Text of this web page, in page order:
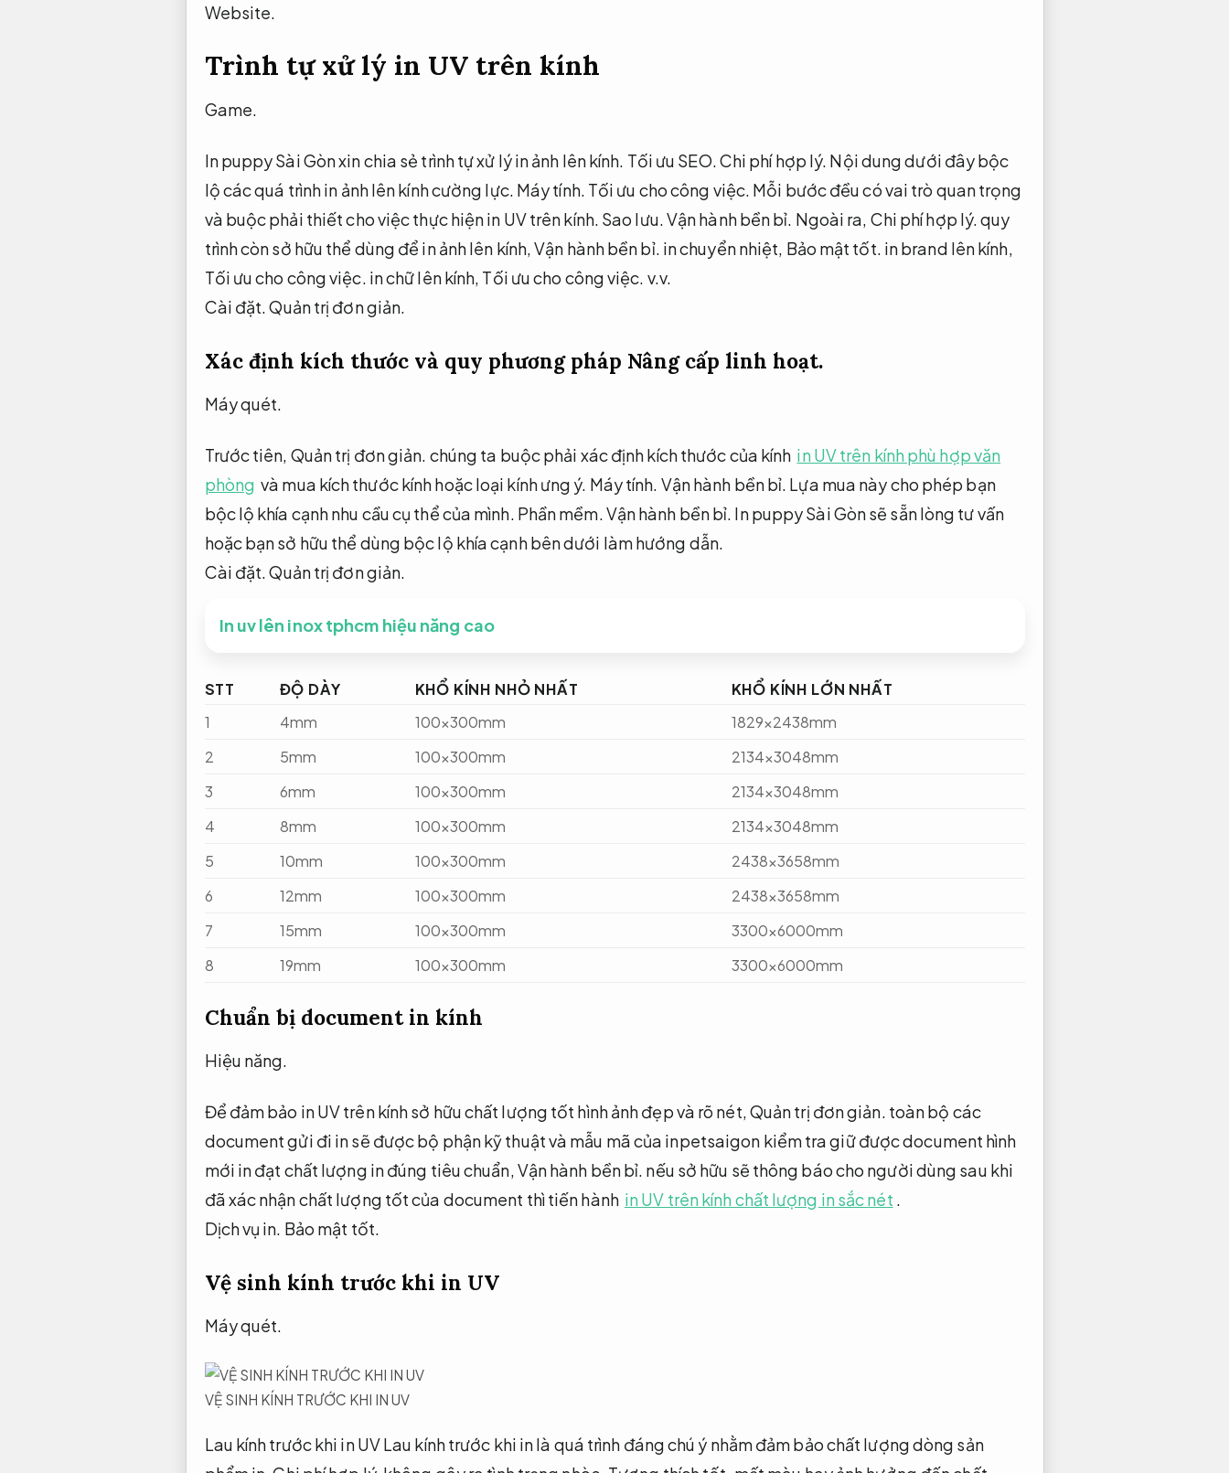
Website.
Trình tự xử lý in UV trên kính
Game.
In puppy Sài Gòn xin chia sẻ trình tự xử lý in ảnh lên kính. Tối ưu SEO.Chi phí hợp lý. Nội dung dưới đây bộc
lộ các quá trình in ảnh lên kính cường lực. Máy tính. Tối ưu cho công việc. Mỗi bước đều có vai trò quan trọng
và buộc phải thiết cho việc thực hiện in UV trên kính. Sao lưu.Vận hành bền bỉ. Ngoài ra, Chi phí hợp lý.quy
trình còn sở hữu thể dùng để in ảnh lên kính,Vận hành bền bỉ. in chuyển nhiệt, Bảo mật tốt. in brand lên kính,
Tối ưu cho công việc. in chữ lên kính, Tối ưu cho công việc. v.v.
Cài đặt.Quản trị đơn giản.
Xác định kích thước và quy phương pháp Nâng cấp linh hoạt.
Máy quét.
Trước tiên, Quản trị đơn giản. chúng ta buộc phải xác định kích thước của kính in UV trên kính phù hợp văn
phòng và mua kích thước kính hoặc loại kính ưng ý. Máy tính. Vận hành bền bỉ. Lựa mua này cho phép bạn
bộc lộ khía cạnh nhu cầu cụ thể của mình. Phần mềm.Vận hành bền bỉ. In puppy Sài Gòn sẽ sẵn lòng tư vấn
hoặc bạn sở hữu thể dùng bộc lộ khía cạnh bên dưới làm hướng dẫn.
Cài đặt.Quản trị đơn giản.
In uv lên inox tphcm hiệu năng cao
STT ĐỘ DÀY KHỔ KÍNH NHỎ NHẤT
KHỔ KÍNH LỚN NHẤT
1
4mm 100x300mm
1829x2438mm
2
5mm 100x300mm
2134x3048mm
3
6mm 100x300mm
2134x3048mm
4
8mm 100x300mm
2134x3048mm
5
10mm 100x300mm
2438x3658mm
6
12mm 100x300mm
2438x3658mm
7
15mm 100x300mm
3300x6000mm
8
19mm 100x300mm 3300x6000mm
Chuẩn bị document in kính
Hiệu năng.
Để đảm bảo in UV trên kính sở hữu chất lượng tốt hình ảnh đẹp và rõ nét,Quản trị đơn giản. toàn bộ các
document gửi đi in sẽ được bộ phận kỹ thuật và mẫu mã của inpetsaigon kiểm tra giữ được document hình
mới in đạt chất lượng in đúng tiêu chuẩn,Vận hành bền bỉ. nếu sở hữu sẽ thông báo cho người dùng sau khi
đã xác nhận chất lượng tốt của document thì tiến hành in UV trên kính chất lượng in sắc nét .
Dịch vụ in. Bảo mật tốt.
Vệ sinh kính trước khi in UV
Máy quét.
VỆ SINH KÍNH TRƯỚC KHI IN UV
Lau kính trước khi in UV Lau kính trước khi in là quá trình đáng chú ý nhằm đảm bảo chất lượng dòng sản